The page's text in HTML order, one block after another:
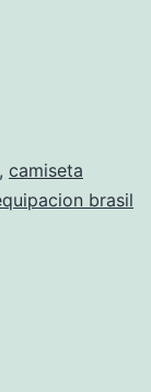
, camiseta
brasil